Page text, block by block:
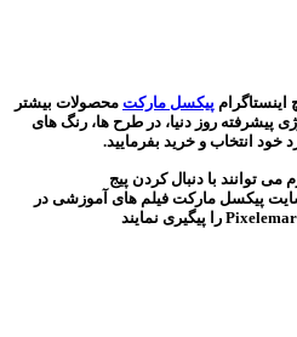
اینستاگرام پیکسل مارکت محصولات بیشتر
پیشرفته روز دنیا، در طرح ها، رنگ های
انتخاب و خرید بفرمایید.
می توانند با دنبال کردن پیج
پیکسل مارکت فیلم های آموزشی در